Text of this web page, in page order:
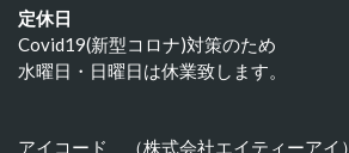
定休日
Covid19(新型コロナ)対策のため
水曜日・日曜日は休業致します。
アイコード （株式会社エイティーアイ）